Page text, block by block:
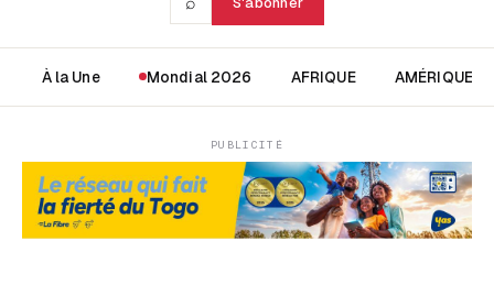
À la Une Mondial 2026 AFRIQUE AMÉRIQUE
PUBLICITÉ